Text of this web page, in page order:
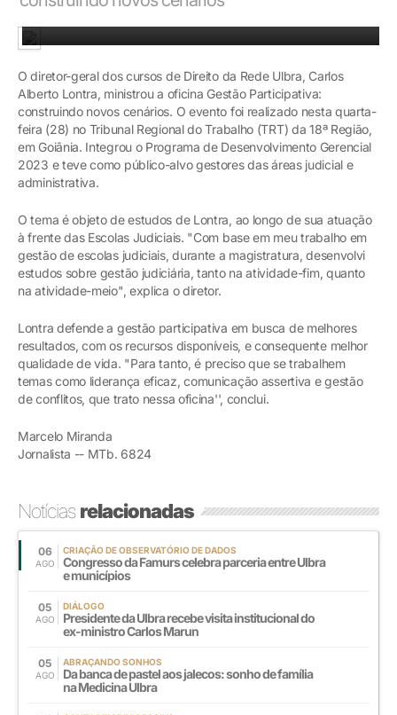
O diretor-geral dos cursos de Direito da Rede Ulbra, Carlos
Alberto Lontra, ministrou a oficina Gestão Participativa:
construindo novos cenários. O evento foi realizado nesta quarta-
feira (28) no Tribunal Regional do Trabalho (TRT) da 18ª Região,
em Goiânia. Integrou o Programa de Desenvolvimento Gerencial
2023 e teve como público-alvo gestores das áreas judicial e
administrativa.
O tema é objeto de estudos de Lontra, ao longo de sua atuação
à frente das Escolas Judiciais. "Com base em meu trabalho em
gestão de escolas judiciais, durante a magistratura, desenvolvi
estudos sobre gestão judiciária, tanto na atividade-fim, quanto
na atividade-meio", explica o diretor.
Lontra defende a gestão participativa em busca de melhores
resultados, com os recursos disponíveis, e consequente melhor
qualidade de vida. "Para tanto, é preciso que se trabalhem
temas como liderança eficaz, comunicação assertiva e gestão
de conflitos, que trato nessa oficina'', conclui.
Marcelo Miranda
Jornalista -- MTb. 6824
Notíciasrelacionadas
06
AGO
CRIAÇÃO DE OBSERVATÓRIO DE DADOS
Congresso da Famurs celebra parceria entre Ulbra
e municípios
05
AGO
DIÁLOGO
Presidente da Ulbra recebe visita institucional do
ex-ministro Carlos Marun
05
AGO
ABRAÇANDO SONHOS
Da banca de pastel aos jalecos: sonho de família
na Medicina Ulbra